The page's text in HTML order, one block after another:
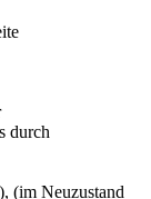
durch
(im Neuzustand